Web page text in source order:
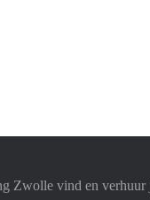
Zwolle vind en